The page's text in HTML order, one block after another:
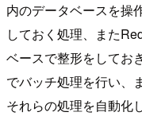
内のデータベースを操
しておく処理、また
ベースで整形をしてお
でバッチ処理を行い、
それらの処理を自動化